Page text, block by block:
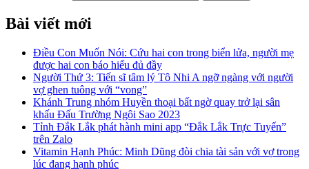
Bài viết mới
Điều Con Muốn Nói: Cứu hai con trong biển lửa, người mẹ
được hai con báo hiếu đủ đầy
Người Thứ 3: Tiến sĩ tâm lý Tô Nhi A ngỡ ngàng với người
vợ ghen tuông với “vong”
Khánh Trung nhóm Huyền thoại bất ngờ quay trở lại sân
khấu Đấu Trường Ngôi Sao 2023
Tỉnh Đắk Lắk phát hành mini app “Đắk Lắk Trực Tuyến”
trên Zalo
Vitamin Hạnh Phúc: Minh Dũng đòi chia tài sản với vợ trong
lúc đang hạnh phúc